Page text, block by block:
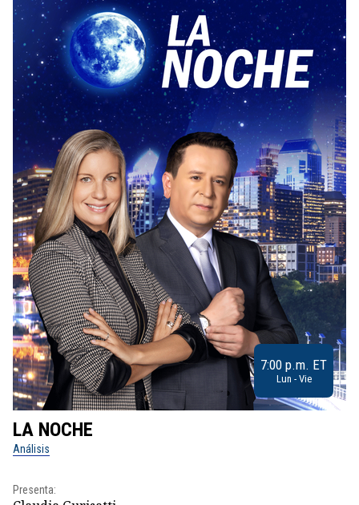
7:00 p.m. ET
Lun - Vie
LA NOCHE
Análisis
Presenta: